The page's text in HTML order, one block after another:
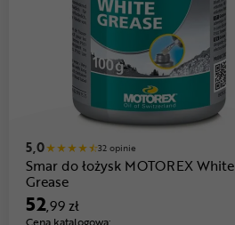
5,0 32 opinie
Smar do łożysk MOTOREX White
Grease
52,99 zł
Cena katalogowa: